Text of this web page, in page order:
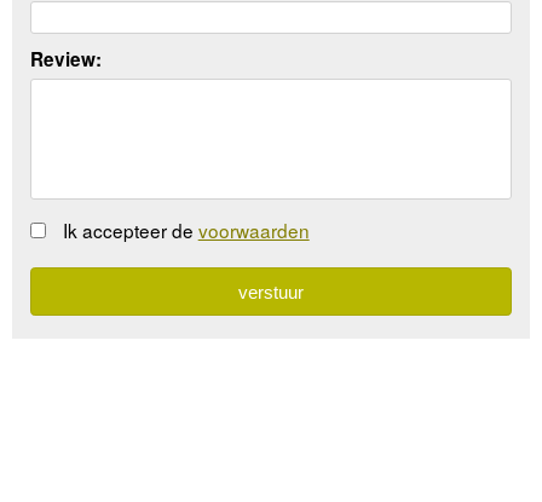
Review:
Ik accepteer de voorwaarden